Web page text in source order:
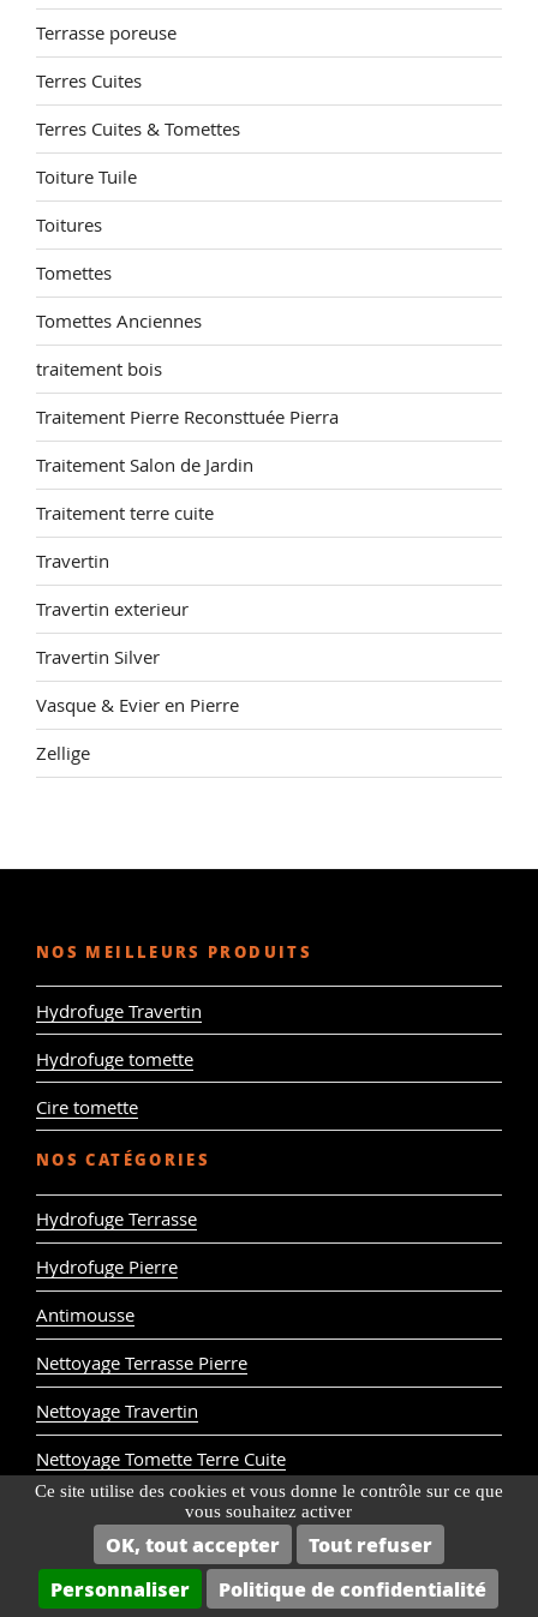
Ce site utilise des cookies et vous donne le contrôle sur ce que
vous souhaitez activer
OK, tout accepter
Tout refuser
Personnaliser
Politique de confidentialité
Terrasse poreuse
Terres Cuites
Terres Cuites & Tomettes
Toiture Tuile
Toitures
Tomettes
Tomettes Anciennes
traitement bois
Traitement Pierre Reconsttuée Pierra
Traitement Salon de Jardin
Traitement terre cuite
Travertin
Travertin exterieur
Travertin Silver
Vasque & Evier en Pierre
Zellige
NOS MEILLEURS PRODUITS
Hydrofuge Travertin
Hydrofuge tomette
Cire tomette
NOS CATÉGORIES
Hydrofuge Terrasse
Hydrofuge Pierre
Antimousse
Nettoyage Terrasse Pierre
Nettoyage Travertin
Nettoyage Tomette Terre Cuite
Entretien des Toitures
Décapant Pierre
Décapant Tomette Terre Cuite